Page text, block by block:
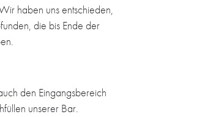
haben uns entschieden,
die bis Ende der
den Eingangsbereich
unserer Bar.